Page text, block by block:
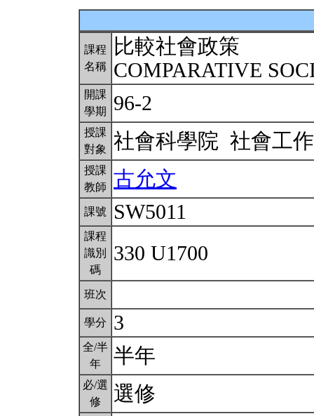
課程
名稱
比較社會政策
COMPARATIVE
開課
學期
96-2
授課
對象
社會科學院 社會工
授課
教師
古允文
課號 SW5011
課程
識別
碼
330 U1700
班次
學分 3
全/半
年
半年
必/選
修
選修